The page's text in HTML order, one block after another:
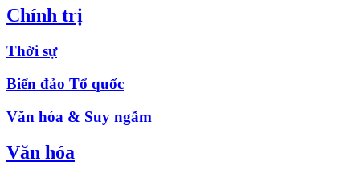
Chính trị
Thời sự
Biển đảo Tổ quốc
Văn hóa & Suy ngẫm
Văn hóa